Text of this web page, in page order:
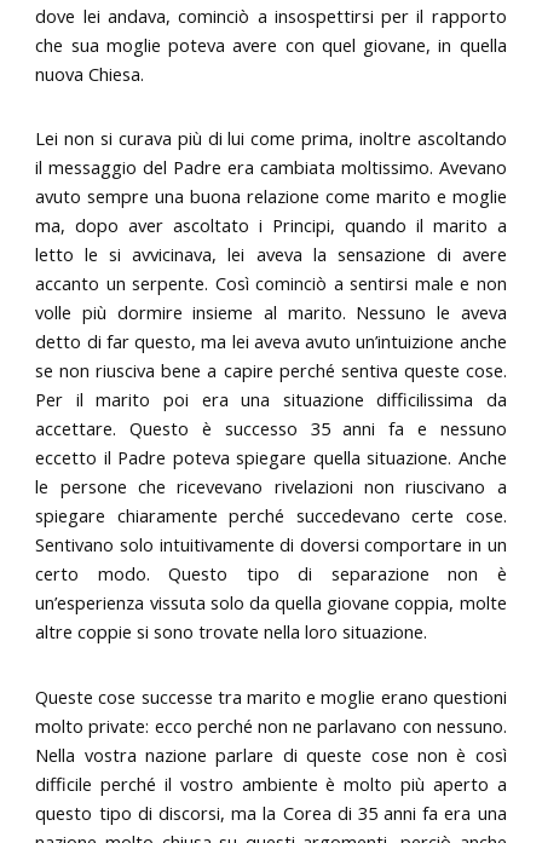
dove lei andava, cominciò a insospettirsi per il rapporto
che sua moglie poteva avere con quel giovane, in quella
nuova Chiesa.
Lei non si curava più di lui come prima, inoltre ascoltando
il messaggio del Padre era cambiata moltissimo. Avevano
avuto sempre una buona relazione come marito e moglie
ma, dopo aver ascoltato i Principi, quando il marito a
letto le si avvicinava, lei aveva la sensazione di avere
accanto un serpente. Così cominciò a sentirsi male e non
volle più dormire insieme al marito. Nessuno le aveva
detto di far questo, ma lei aveva avuto un’intuizione anche
se non riusciva bene a capire perché sentiva queste cose.
Per il marito poi era una situazione difficilissima da
accettare. Questo è successo 35 anni fa e nessuno
eccetto il Padre poteva spiegare quella situazione. Anche
le persone che ricevevano rivelazioni non riuscivano a
spiegare chiaramente perché succedevano certe cose.
Sentivano solo intuitivamente di doversi comportare in un
certo modo. Questo tipo di separazione non è
un’esperienza vissuta solo da quella giovane coppia, molte
altre coppie si sono trovate nella loro situazione.
Queste cose successe tra marito e moglie erano questioni
molto private: ecco perché non ne parlavano con nessuno.
Nella vostra nazione parlare di queste cose non è così
difficile perché il vostro ambiente è molto più aperto a
questo tipo di discorsi, ma la Corea di 35 anni fa era una